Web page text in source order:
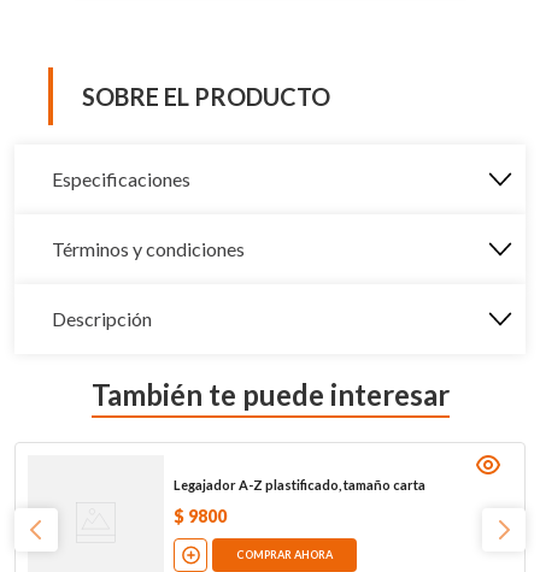
SOBRE EL PRODUCTO
Especificaciones
Términos y condiciones
Descripción
También te puede interesar
Legajador A-Z plastificado, tamaño carta
$ 9800
COMPRAR AHORA